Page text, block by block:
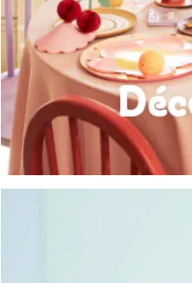
Déco de Printemps